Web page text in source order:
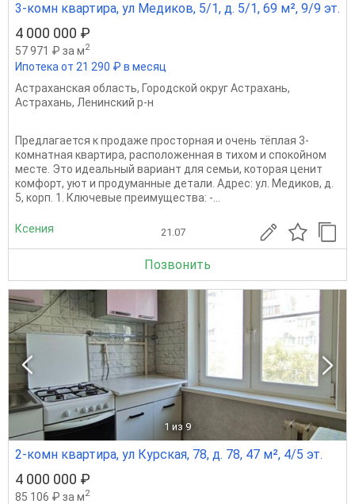
3-комн квартира, ул Медиков, 5/1, д. 5/1, 69 м², 9/9 эт.
4 000 000 ₽
57 971 ₽ за м2
Ипотека от 21 290 ₽ в месяц
Астраханская область, Городской округ Астрахань,
Астрахань, Ленинский р-н
Предлагается к продаже просторная и очень тёплая 3-
комнатная квартира, расположенная в тихом и спокойном
месте. Это идеальный вариант для семьи, которая ценит
комфорт, уют и продуманные детали. Адрес: ул. Медиков, д.
5, корп. 1. Ключевые преимущества: -...
Ксения 21.07
Позвонить
1 из 9
2-комн квартира, ул Курская, 78, д. 78, 47 м², 4/5 эт.
4 000 000 ₽
85 106 ₽ за м2